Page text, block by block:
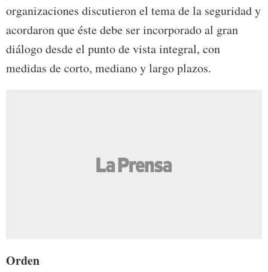
organizaciones discutieron el tema de la seguridad y
acordaron que éste debe ser incorporado al gran
diálogo desde el punto de vista integral, con
medidas de corto, mediano y largo plazos.
Orden